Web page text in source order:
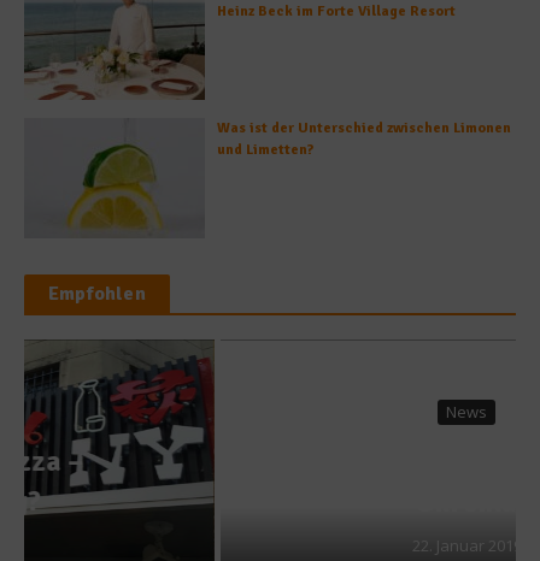
Heinz Beck im Forte Village Resort
Was ist der Unterschied zwischen Limonen
und Limetten?
Empfohlen
Mirko Reeh übernimmt